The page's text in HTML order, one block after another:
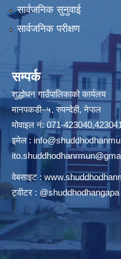
सार्वजनिक सुनुवाई
सार्वजनिक परीक्षण
सम्पर्क
शुद्धोधन गाउँपालिकाको कार्यलय
मानपकडी–५, रुपन्देही, नेपाल
मोवाइल नं: 071-
इमेल :
वेबसाइट :
ट्वीटर : @shuddhodhangapa